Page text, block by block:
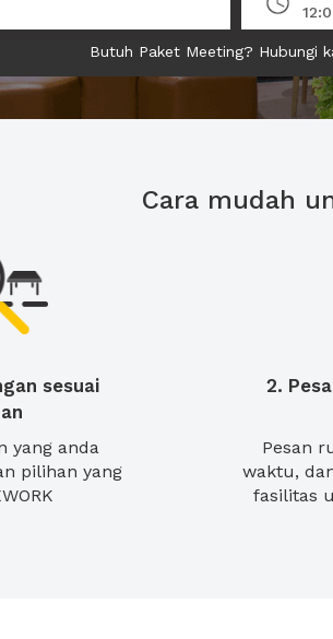
Butuh Paket Meeting? Hubungi
Cara mudah
sesuai
yang anda
pilihan yang
2.
Pesan
waktu,
fasilitas